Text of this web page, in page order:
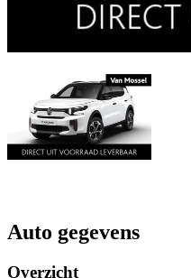
Auto gegevens
Overzicht